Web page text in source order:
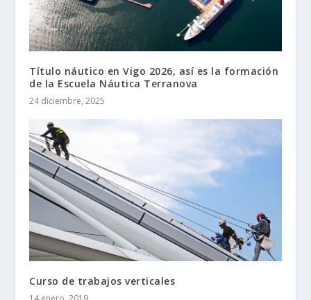
Título náutico en Vigo 2026, así es la formación
de la Escuela Náutica Terranova
24 diciembre, 2025
Curso de trabajos verticales